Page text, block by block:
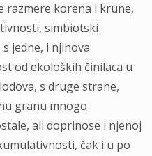
razmere korena i krune,
simbiotski
jedne, i njihova
od ekoloških činilaca u
s druge strane,
granu mnogo
ali doprinose i njenoj
čak i u po